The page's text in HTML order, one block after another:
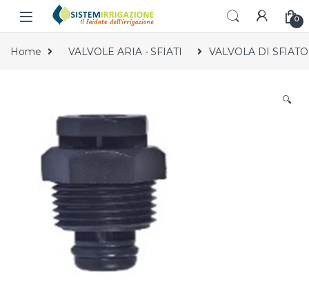
Skip to navigation
Skip to content
0
Home VALVOLE ARIA - SFIATI VALVOLA DI SFIATO
🔍